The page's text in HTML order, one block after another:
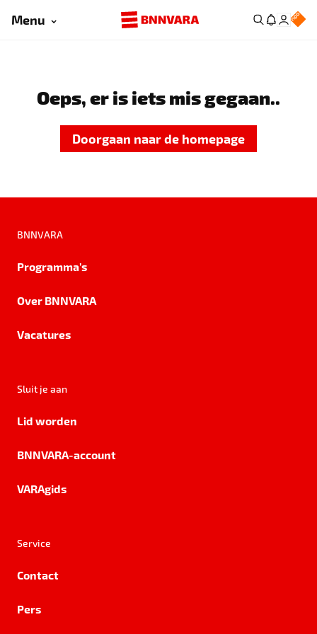
Menu
Oeps, er is iets mis gegaan..
Doorgaan naar de homepage
BNNVARA
Programma's
Over BNNVARA
Vacatures
Sluit je aan
Lid worden
BNNVARA-account
VARAgids
Service
Contact
Pers